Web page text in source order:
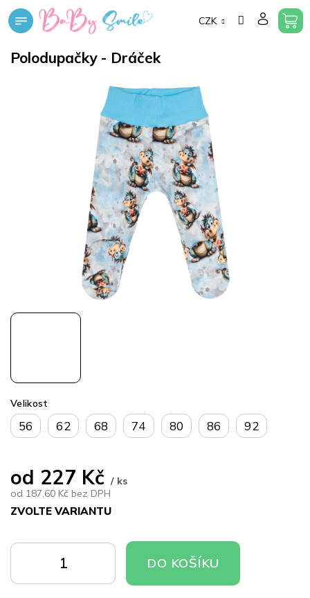
Přejít
na
CZK
Polodupačky - Dráček
od 227 Kč / ks
od 187,60 Kč bez DPH
ZVOLTE VARIANTU
cena:
Velikost
56 62 68 74 80 86 92
KOŠÍKU
KOŠÍKU
DO KOŠÍKU